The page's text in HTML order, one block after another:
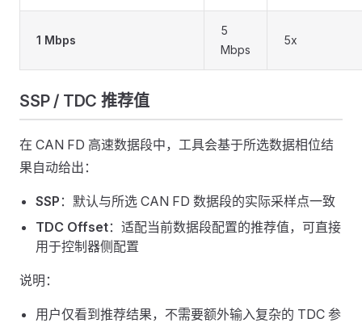
1 Mbps
5
Mbps
5x
SSP / TDC 推荐值
在 CAN FD 高速数据段中，工具会基于所选数据相位结
果自动给出：
SSP ：默认与所选 CAN FD 数据段的实际采样点一致
TDC Offset：适配当前数据段配置的推荐值，可直接
用于控制器侧配置
说明：
用户仅看到推荐结果，不需要额外输入复杂的 TDC 参